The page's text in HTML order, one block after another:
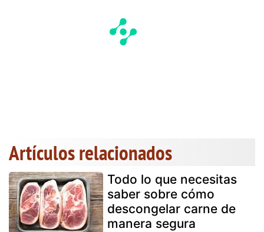
Artículos relacionados
Todo lo que necesitas
saber sobre cómo
descongelar carne de
manera segura